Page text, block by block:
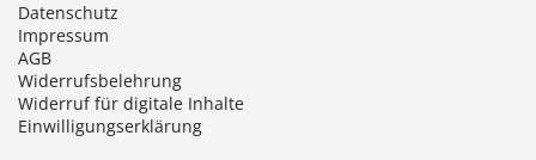
Datenschutz
Impressum
AGB
Widerrufsbelehrung
Widerruf für digitale Inhalte
Einwilligungserklärung